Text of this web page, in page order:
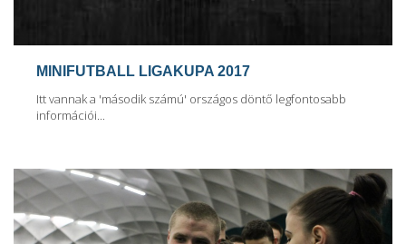
MINIFUTBALL LIGAKUPA 2017
Itt vannak a 'második számú' országos döntő legfontosabb
információi...